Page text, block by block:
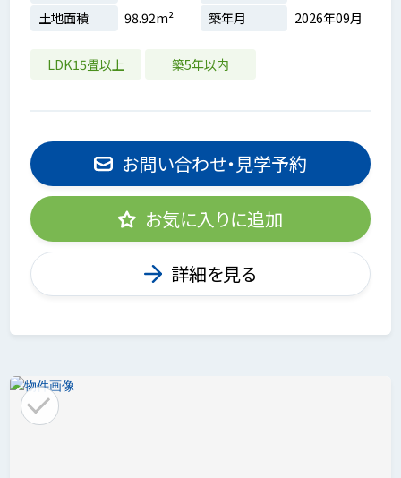
土地面積
98.92m² 築年月 2026年09月
LDK15畳以上 築5年以内
お問い合わせ・見学予約
お気に入りに追加
詳細を見る